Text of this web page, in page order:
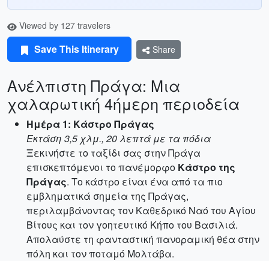
Viewed by 127 travelers
Save This Itinerary Share
Ανέλπιστη Πράγα: Μια
χαλαρωτική 4ήμερη περιοδεία
Ημέρα 1: Κάστρο Πράγας
Εκτάση 3,5 χλμ., 20 λεπτά με τα πόδια
Ξεκινήστε το ταξίδι σας στην Πράγα
επισκεπτόμενοι το πανέμορφο Κάστρο της
Πράγας. Το κάστρο είναι ένα από τα πιο
εμβληματικά σημεία της Πράγας,
περιλαμβάνοντας τον Καθεδρικό Ναό του Αγίου
Βίτους και τον γοητευτικό Κήπο του Βασιλιά.
Απολαύστε τη φανταστική πανοραμική θέα στην
πόλη και τον ποταμό Μολτάβα.